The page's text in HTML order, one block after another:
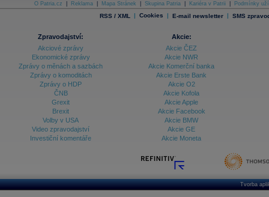
O Patria.cz Reklama Mapa Stránek Skupina Patria Kariéra v Patrii Podmínky
RSS / XML | Cookies | E-mail newsletter | SMS
Zpravodajství:
Akciové zprávy
Ekonomické zprávy
Zprávy o měnách a sazbách
Zprávy o komoditách
Zprávy o HDP
ČNB
Grexit
Brexit
Volby v USA
Video zpravodajství
Investiční komentáře
Akcie:
Akcie ČEZ
Akcie NWR
Akcie Komerční banka
Akcie Erste Bank
Akcie O2
Akcie Kofola
Akcie Apple
Akcie Facebook
Akcie BMW
Akcie GE
Akcie Moneta
Tvorba